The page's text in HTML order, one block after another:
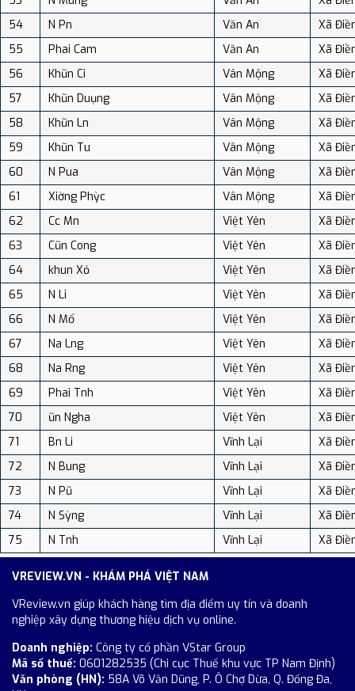
54
N Pn Văn An
Xã
55
Phai Cam Văn An
Xã
56
Khũn Ci Vân Mộng
Xã
57
Khũn Duụng Vân Mộng
Xã
58
Khũn Ln Vân Mộng
Xã
59
Khũn Tu Vân Mộng
Xã
60
N Pua Vân Mộng
Xã
61
Xiờng Phỳc Vân Mộng
Xã
62
Cc Mn Việt Yên
Xã
63
Cũn Cong Việt Yên
Xã
64
khun Xỏ Việt Yên
Xã
65
N Li Việt Yên
Xã
66
N Mố Việt Yên
Xã
67
Na Lng Việt Yên
Xã
68
Na Rng Việt Yên
Xã
69
Phai Tnh Việt Yên
Xã
70
ũn Ngha Việt Yên
Xã
71
Bn Li Vĩnh Lại
Xã
72
N Bung Vĩnh Lại
Xã
73
N Pũ Vĩnh Lại
Xã
74
N Sỳng Vĩnh Lại
Xã
75
N Tnh Vĩnh Lại Xã
VREVIEW.VN - KHÁM PHÁ VIỆT NAM
VReview.vn giúp khách hàng tìm địa điểm uy tín và doanh
nghiệp xây dựng thương hiệu dịch vụ online.
Doanh nghiệp: Công ty cổ phần VStar Group
Mã số thuế: 0601282535 (Chi cục Thuế khu vực TP Nam Định)
Văn phòng (HN): 58A Võ Văn Dũng, P. Ô Chợ Dừa, Q. Đống Đa,